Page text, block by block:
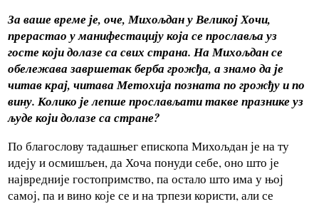
За ваше време је, оче, Михољдан у Великој Хочи,
прерастао у манифестацију која се прославља уз
госте који долазе са свих страна. На Михољдан се
обележава завршетак берба грожђа, а знамо да је
читав крај, читава Метохија позната по грожђу и по
вину. Колико је лепше прослављати такве празнике уз
људе који долазе са стране?
По благослову тадашњег епископа Михољдан је на ту
идеју и осмишљен, да Хоча понуди себе, оно што је
највредније гостопримство, па остало што има у њој
самој, па и вино које се и на трпези користи, али се